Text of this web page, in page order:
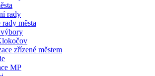
rady
města
zřízené městem
MP